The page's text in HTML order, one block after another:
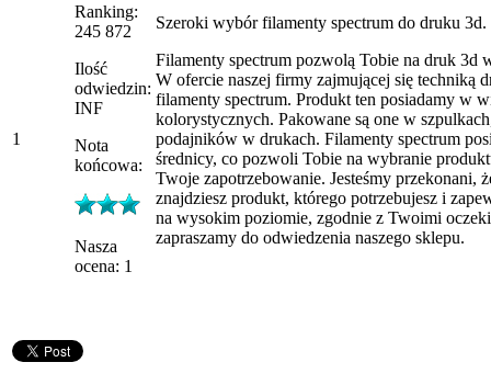
1
Ranking:
245 872
Ilość
odwiedzin:
INF
Nota
końcowa:
Nasza
ocena: 1
Szeroki wybór filamenty spectrum do druku 3d.
Filamenty spectrum pozwolą Tobie na druk 3d
W ofercie naszej firmy zajmującej się techniką
filamenty spectrum. Produkt ten posiadamy w
kolorystycznych. Pakowane są one w
podajników w drukach. Filamenty spectrum
średnicy, co pozwoli Tobie na wybranie
Twoje zapotrzebowanie. Jesteśmy przekonani,
znajdziesz produkt, którego potrzebujesz i
na wysokim poziomie, zgodnie z Twoimi
zapraszamy do odwiedzenia naszego sklepu.